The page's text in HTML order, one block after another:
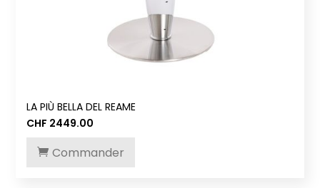
LA PIÙ BELLA DEL REAME
CHF 2449.00
Commander